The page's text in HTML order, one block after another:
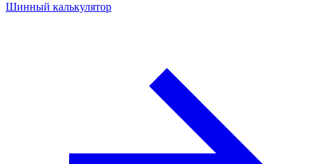
Шинный калькулятор